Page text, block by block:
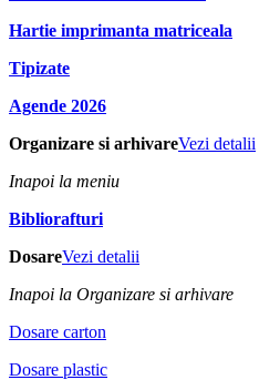
Hartie imprimanta matriceala
Tipizate
Agende 2026
Organizare si arhivareVezi detalii
Inapoi la meniu
Bibliorafturi
DosareVezi detalii
Inapoi la Organizare si arhivare
Dosare carton
Dosare plastic